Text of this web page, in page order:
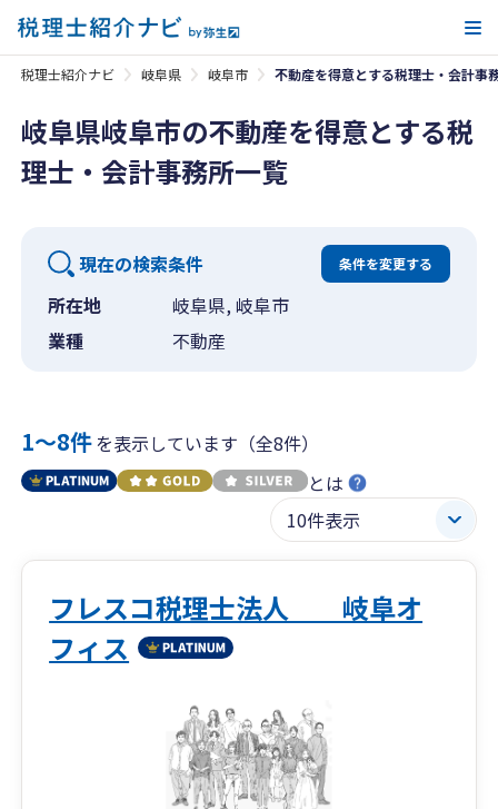
税理士紹介ナビ 岐阜県 岐阜市 不動産を得意とする税理士・会計事
岐阜県岐阜市の不動産を得意とする税
理士・会計事務所一覧
現在の検索条件 条件を変更する
所在地
岐阜県, 岐阜市
業種
不動産
1〜8件を表示しています（全8件）
とは
フレスコ税理士法人 岐阜オ
フィス